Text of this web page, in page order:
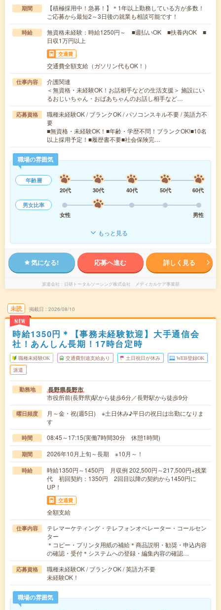
期間
【積極採用中！急募！】＊1年以上勤務している方が多数！
ご応募から最短2～3日後の就業も相談可能です！
時給
無資格未経験：時給1250円～ ■週払いOK ■扶養内OK ■
日収1万円以上
交通費
交通費全額支給（ガソリン代もOK！）
仕事内容
介護関連
＜無資格・未経験OK！お話相手などの生活支援＞ 施設にい
るおじいちゃん・おばあちゃんのお話し相手など…
応募資格
職種未経験OK / ブランクOK / パソコンスキル不要 / 英語力不
要
■無資格・未経験OK！■年齢・学歴不問！ブランクOK!■10名
以上採用予定！■履歴書不要■社会保険完…
職場の雰囲気
年齢層
20代
30代 40代 50代
60代
男女比率
女性
男性
もっと見る
気になる! 応募へ進む 詳しく見る
派遣会社 日研トータルソーシング株式会社 メディカルケア事業部
未読
NEW
掲載日 2026/08/10
時給1350円＊【事務未経験歓迎】大手通信会
社！あんしん長期！17時台定時
職種未経験OK 交通費別途支給あり 土日祝日が休み WEB登録OK
派遣
勤務地 長野県長野市
市役所前(長野県)駅から徒歩6分／長野駅から徒歩9分
曜日頻度
月～金・祝(週5日) ※土日休み♪平日の祝日は出勤になりま
す
時間 08:45～17:15(実働7時間30分 休憩1時間)
期間 2026年10月上旬～長期 ※10月～！
時給
時給1350円～1450円 月収例 202,500円～217,500円+残業
代 初回契約：1350円 2回目以降の契約から1450円に
UP！
交通費
全額支給
仕事内容
テレマーケティング・テレフォンオペレーター・コールセン
ター
＊コピー・プリンタ用紙の補給＊商品説明・勧奨・申込内容
の確認・受付＊システムへの登録・編集内容の確認…
応募資格
職種未経験OK / ブランクOK / 英語力不要
未経験OK！
職場の雰囲気